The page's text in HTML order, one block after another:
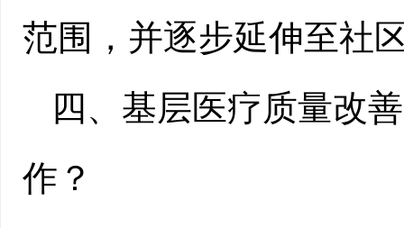
范围，并逐步延伸至社
四、基层医疗质量改
作？